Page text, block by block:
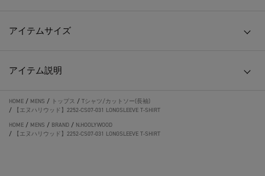
アイテムサイズ
アイテム説明
HOME / MENS / トップス / Tシャツ/カットソー(長袖)
/
【エヌハリウッド】2252-CS07-031 LONGSLEEVE T-SHIRT
HOME / MENS / BRAND / N.HOOLYWOOD
/
【エヌハリウッド】2252-CS07-031 LONGSLEEVE T-SHIRT